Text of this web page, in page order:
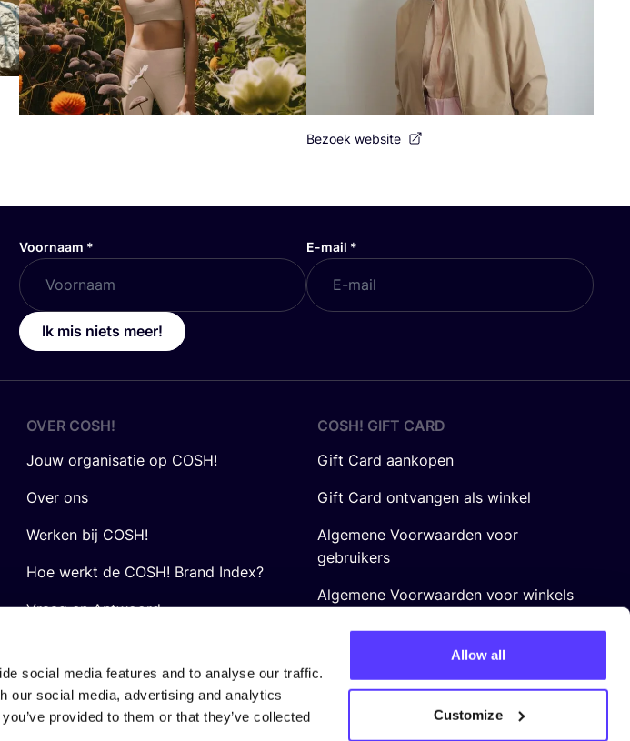
social media features and to analyse our traffic.
our social media, advertising and analytics
provided to them or that they’ve collected
Allow all
Customize
Bezoek website
Voornaam * E-mail *
Ik mis niets meer!
OVER COSH!
Jouw organisatie op COSH!
Over ons
Werken bij COSH!
Hoe werkt de COSH! Brand Index?
Vraag en Antwoord
COSH! GIFT CARD
Gift Card aankopen
Gift Card ontvangen als winkel
Algemene Voorwaarden voor
gebruikers
Algemene Voorwaarden voor winkels